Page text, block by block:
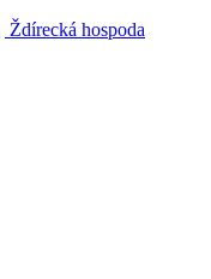
Ždírecká hospoda